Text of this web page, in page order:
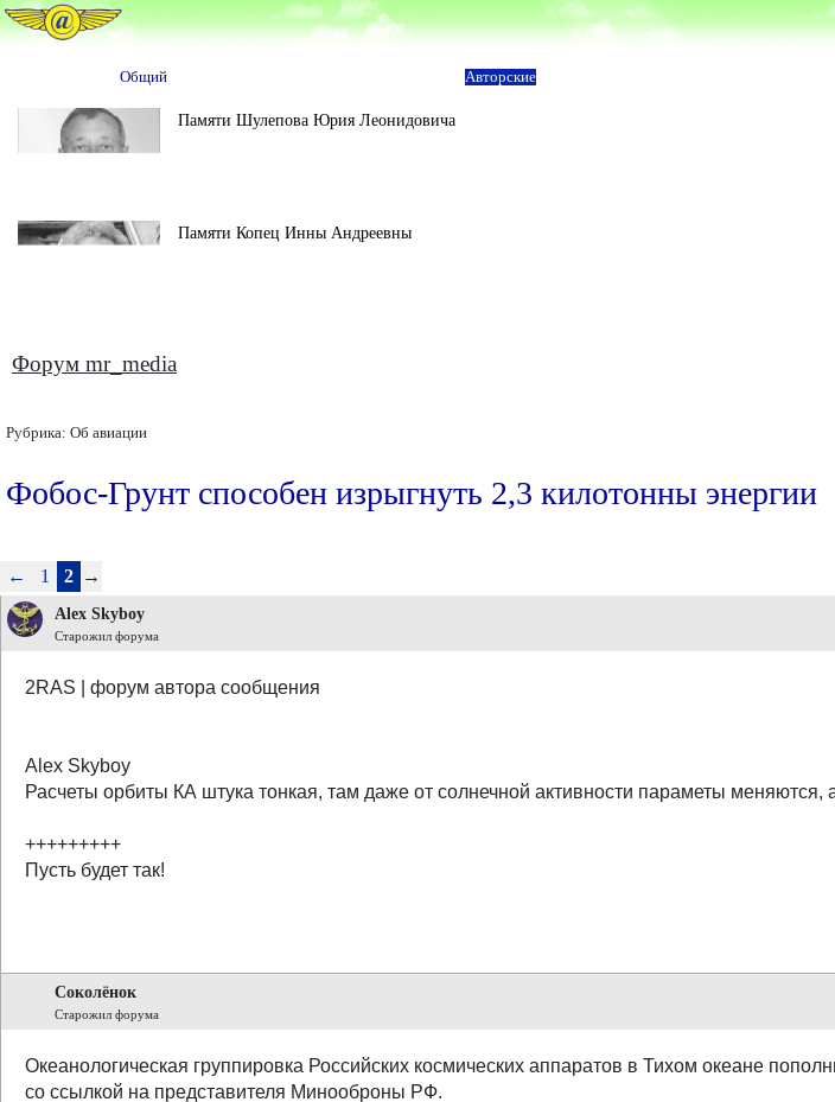
Общий Авторские
Памяти Шулепова Юрия Леонидовича
Памяти Копец Инны Андреевны
Форум mr_media
Рубрика: Об авиации
Фобос-Грунт способен изрыгнуть 2,3 килотонны энергии
← 1 2 →
Alex Skyboy
Старожил форума
2RAS | форум автора сообщения
Alex Skyboy
Расчеты орбиты КА штука тонкая, там даже от солнечной активности параметы меняются,
+++++++++
Пусть будет так!
Соколёнок
Старожил форума
Океанологическая группировка Российских космических аппаратов в Тихом океане
со ссылкой на представителя Минооброны РФ.